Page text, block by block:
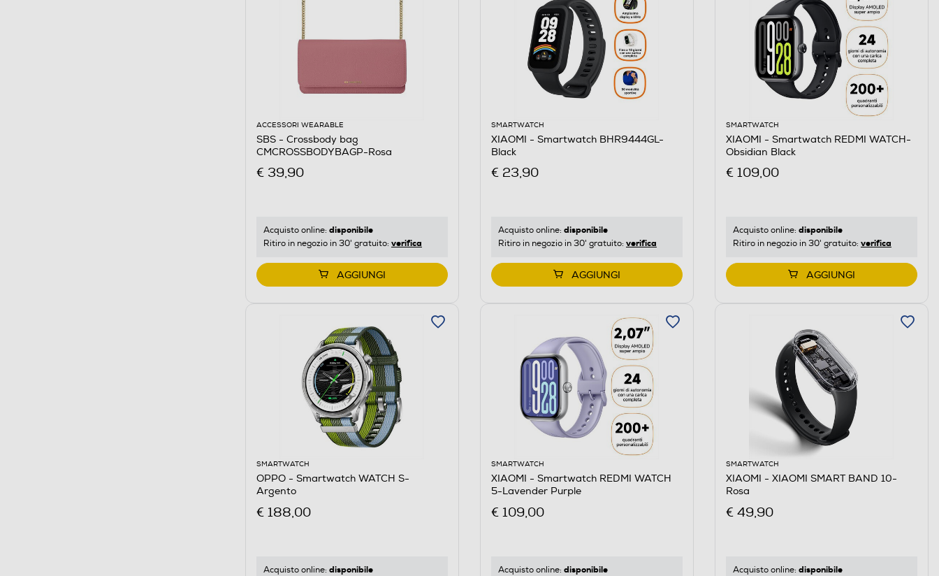
ACCESSORI WEARABLE
SBS - Crossbody bag
CMCROSSBODYBAGP-Rosa
€ 39,90
Acquisto online: disponibile
Ritiro in negozio in 30' gratuito: verifica
AGGIUNGI
SMARTWATCH
XIAOMI - Smartwatch BHR9444GL-
Black
€ 23,90
Acquisto online: disponibile
Ritiro in negozio in 30' gratuito: verifica
AGGIUNGI
SMARTWATCH
XIAOMI - Smartwatch REDMI WATCH-
Obsidian Black
€ 109,00
Acquisto online: disponibile
Ritiro in negozio in 30' gratuito: verifica
AGGIUNGI
SMARTWATCH
OPPO - Smartwatch WATCH S-
Argento
€ 188,00
Acquisto online: disponibile
SMARTWATCH
XIAOMI - Smartwatch REDMI WATCH
5-Lavender Purple
€ 109,00
Acquisto online: disponibile
SMARTWATCH
XIAOMI - XIAOMI SMART BAND 10-
Rosa
€ 49,90
Acquisto online: disponibile